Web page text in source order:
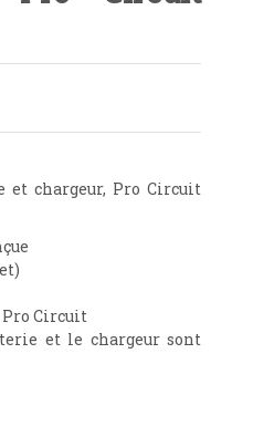
et chargeur, Pro Circuit
Circuit
et le chargeur sont